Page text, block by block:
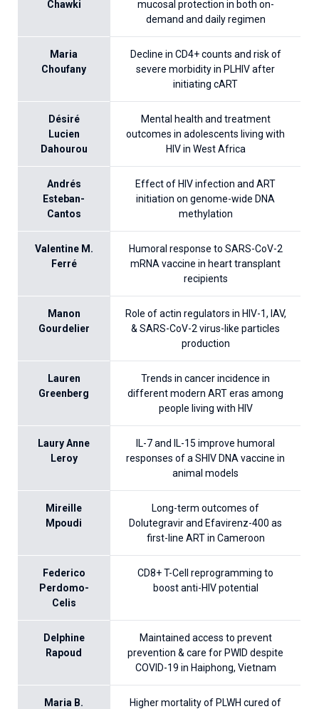
Chawki
mucosal protection in both on-
demand and daily regimen
Maria
Choufany
Decline in CD4+ counts and risk of
severe morbidity in PLHIV after
initiating cART
Désiré
Lucien
Dahourou
Mental health and treatment
outcomes in adolescents living with
HIV in West Africa
Andrés
Esteban-
Cantos
Effect of HIV infection and ART
initiation on genome-wide DNA
methylation
Valentine M.
Ferré
Humoral response to SARS-CoV-2
mRNA vaccine in heart transplant
recipients
Manon
Gourdelier
Role of actin regulators in HIV-1, IAV,
& SARS-CoV-2 virus-like particles
production
Lauren
Greenberg
Trends in cancer incidence in
different modern ART eras among
people living with HIV
Laury Anne
Leroy
IL-7 and IL-15 improve humoral
responses of a SHIV DNA vaccine in
animal models
Mireille
Mpoudi
Long-term outcomes of
Dolutegravir and Efavirenz-400 as
first-line ART in Cameroon
Federico
Perdomo-
Celis
CD8+ T-Cell reprogramming to
boost anti-HIV potential
Delphine
Rapoud
Maintained access to prevent
prevention & care for PWID despite
COVID-19 in Haiphong, Vietnam
Maria B.
Higher mortality of PLWH cured of